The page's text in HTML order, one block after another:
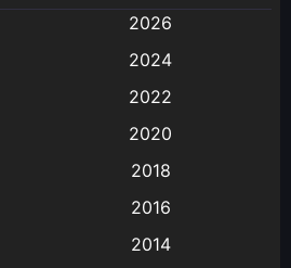
2026
2024
2022
2020
2018
2016
2014